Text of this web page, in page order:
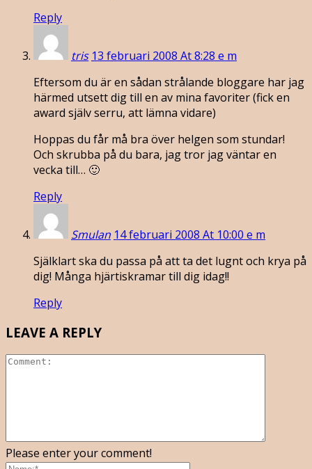
Reply
tris 13 februari 2008 At 8:28 e m
Eftersom du är en sådan strålande bloggare har jag
härmed utsett dig till en av mina favoriter (fick en
award själv serru, att lämna vidare)
Hoppas du får må bra över helgen som stundar!
Och skrubba på du bara, jag tror jag väntar en
vecka till… 🙂
Reply
Smulan 14 februari 2008 At 10:00 e m
Själklart ska du passa på att ta det lugnt och krya på
dig! Många hjärtiskramar till dig idag!!
Reply
LEAVE A REPLY
Please enter your comment!